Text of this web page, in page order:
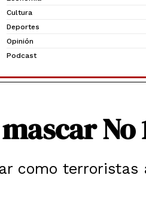
Cultura
Deportes
Opinión
Podcast
No
como